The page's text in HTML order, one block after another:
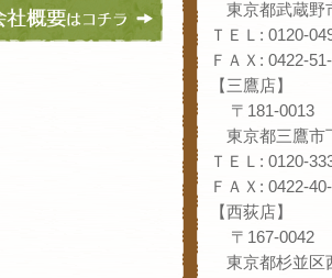
東京都武蔵野
ＴＥＬ: 0120-
ＦＡＸ: 0422-
【三鷹店】
〒181-0013
東京都三鷹市
ＴＥＬ: 0120-
ＦＡＸ: 0422-
【西荻店】
〒167-0042
東京都杉並区